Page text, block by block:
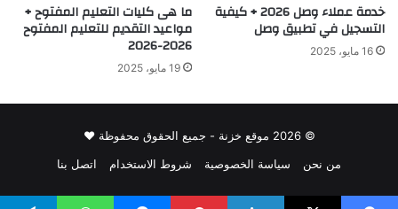
خدمة عملاء وصل 2026 + كيفية
التسجيل في تطبيق وصل
16 مايو، 2025
ما هى كليات التعليم المفتوح +
مواعيد التقديم للتعليم المفتوح
2026-2026
19 مايو، 2025
© 2026 موقع خزنة - جميع الحقوق محفوظة ♥
من نحن
سياسة الخصوصية شروط الاستخدام اتصل بنا